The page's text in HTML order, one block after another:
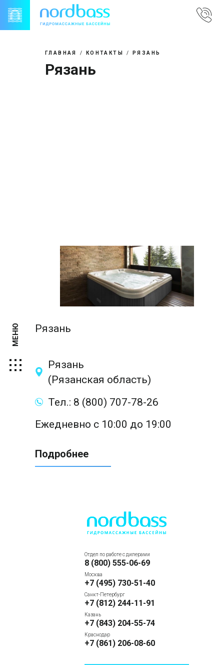
МЕНЮ
ГЛАВНАЯ КОНТАКТЫ РЯЗАНЬ
Рязань
Рязань
Рязань
(Рязанская область)
Тел.: 8 (800) 707-78-26
Ежедневно с 10:00 до 19:00
Подробнее
Отдел по работе с дилерами
8 (800) 555-06-69
Москва
+7 (495) 730-51-40
Санкт-Петербург
+7 (812) 244-11-91
Казань
+7 (843) 204-55-74
Краснодар
+7 (861) 206-08-60